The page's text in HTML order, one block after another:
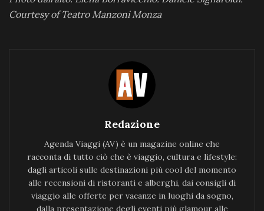
Courtesy of Teatro Manzoni Monza
Redazione
Agenda Viaggi (AV) è un magazine online che
racconta di tutto ciò che è viaggio, cultura e lifestyle:
dagli articoli sulle destinazioni più cool del momento
alle recensioni di ristoranti e alberghi, dai consigli di
viaggio alle offerte per vacanze in luoghi da sogno,
dalla presentazione degli eventi più glamour alle